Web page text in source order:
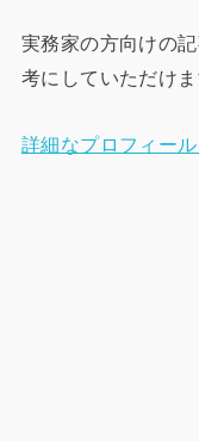
実務家の方向けの
考にしていただけま
詳細なプロフィー